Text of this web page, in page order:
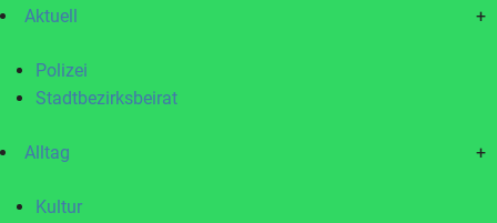
Aktuell
+
Polizei
Stadtbezirksbeirat
Alltag +
Kultur